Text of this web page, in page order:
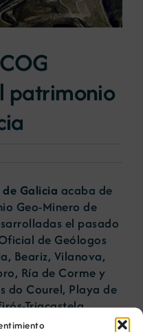
patrimonio
Galicia acaba de
Geo-Minero de
el pasado
de Geólogos
Beariz, Vilanova,
Ría de Corme y
do Courel, Playa de
Triacastela,